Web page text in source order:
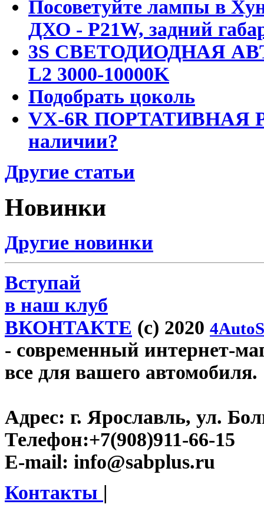
Посоветуйте лампы в
ДХО - P21W, задний
3S СВЕТОДИОДНАЯ
L2 3000-10000K
Подобрать цоколь
VX-6R ПОРТАТИВНАЯ
наличии?
Другие статьи
Новинки
Другие новинки
Вступай
в наш клуб
ВКОНТАКТЕ (c) 2020
- современный интернет-
все для вашего автомобиля.
Адрес: г. Ярославль, ул.
Телефон:+7(908)911-66-15
E-mail: info@sabplus.ru
Контакты |